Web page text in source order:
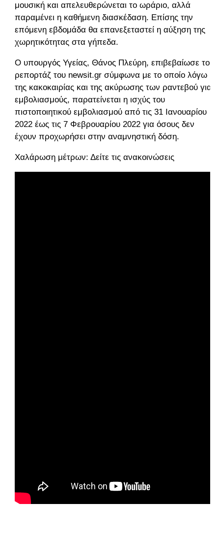
μουσική και απελευθερώνεται το ωράριο, αλλά
παραμένει η καθήμενη διασκέδαση. Επίσης την
επόμενη εβδομάδα θα επανεξεταστεί η αύξηση της
χωρητικότητας στα γήπεδα.
Ο υπουργός Υγείας, Θάνος Πλεύρη, επιβεβαίωσε το
ρεπορτάζ του newsit.gr σύμφωνα με το οποίο λόγω
της κακοκαιρίας και της ακύρωσης των ραντεβού για
εμβολιασμούς, παρατείνεται η ισχύς του
πιστοποιητικού εμβολιασμού από τις 31 Ιανουαρίου
2022 έως τις 7 Φεβρουαρίου 2022 για όσους δεν
έχουν προχωρήσει στην αναμνηστική δόση.
Χαλάρωση μέτρων: Δείτε τις ανακοινώσεις